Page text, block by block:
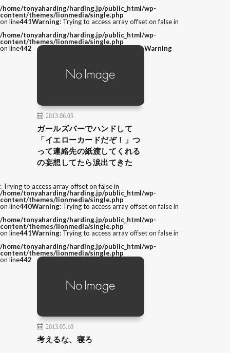
/home/tonyaharding/harding.jp/public_html/wp-
content/themes/lionmedia/single.php
on line441Warning: Trying to access array offset on false in
/home/tonyaharding/harding.jp/public_html/wp-
content/themes/lionmedia/single.php
on line442
2013.06.05
ガールズバーでハンドして
「イエローカードだぞ！」つ
って連絡先の紙渡してくれる
の妄想してたら涙出てきた
Warning
: Trying to access array offset on false in
/home/tonyaharding/harding.jp/public_html/wp-
content/themes/lionmedia/single.php
on line440Warning: Trying to access array offset on false in
/home/tonyaharding/harding.jp/public_html/wp-
content/themes/lionmedia/single.php
on line441Warning: Trying to access array offset on false in
/home/tonyaharding/harding.jp/public_html/wp-
content/themes/lionmedia/single.php
on line442
2013.05.10
考えるな、寝ろ